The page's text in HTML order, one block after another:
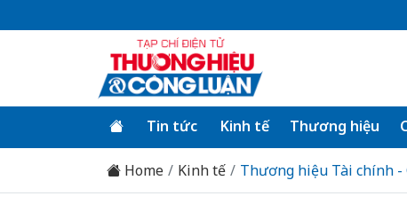
Tin tức Kinh tế Thương hiệu
Home Kinh tế Thương hiệu Tài chính -